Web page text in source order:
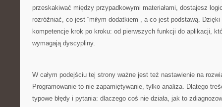
przeskakiwać między przypadkowymi materiałami, dostajesz
rozróżniać, co jest “miłym dodatkiem”, a co jest podstawą. Dzięki
kompetencje krok po kroku: od pierwszych funkcji do aplikacji,
wymagają dyscypliny.
W całym podejściu tej strony ważne jest też nastawienie na
Programowanie to nie zapamiętywanie, tylko analiza. Dlatego
typowe błędy i pytania: dlaczego coś nie działa, jak to